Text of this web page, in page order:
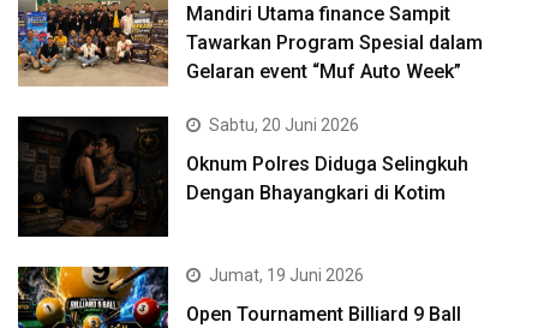
Mandiri Utama finance Sampit
Tawarkan Program Spesial dalam
Gelaran event “Muf Auto Week”
Sabtu, 20 Juni 2026
Oknum Polres Diduga Selingkuh
Dengan Bhayangkari di Kotim
Jumat, 19 Juni 2026
Open Tournament Billiard 9 Ball